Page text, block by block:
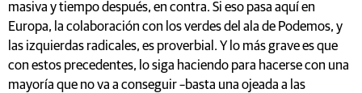
masiva y tiempo después, en contra. Si eso pasa aquí en
Europa, la colaboración con los verdes del ala de Podemos, y
las izquierdas radicales, es proverbial. Y lo más grave es que
con estos precedentes, lo siga haciendo para hacerse con una
mayoría que no va a conseguir –basta una ojeada a las